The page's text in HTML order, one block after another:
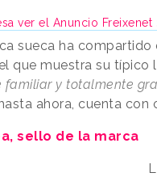
ver el Anuncio Freixenet
sueca ha compartido
que muestra su típico
familiar y totalmente
ahora, cuenta con
sello de la marca